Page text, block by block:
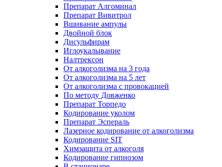
Препарат Алгоминал
Препарат Вивитрол
Вшивание ампулы
Двойной блок
Дисульфирам
Иглоукалывание
Налтрексон
От алкоголизма на 3 года
От алкоголизма на 5 лет
От алкоголизма с провокацией
По методу Довженко
Препарат Торпедо
Кодирование уколом
Препарат Эспераль
Лазерное кодирование от алкоголизма
Кодирование SIT
Химзащита от алкоголя
Кодирование гипнозом